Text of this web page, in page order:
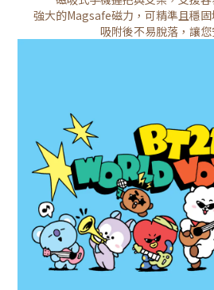
強大的Magsafe磁力，可精準且穩
吸附後不易脫落，讓